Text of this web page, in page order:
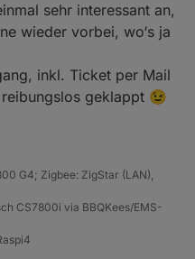
wir aus diesem Anlass ein
Gläsernen Werkstatt in
sucht.
alle Vortragenden!
mit Euch und unserem
unserem Partner solingen-
spannenden Vorträgen und
Auch für das leibliche
läuft Seite heute
Themenüberblick zu den
sehr interessant an,
wieder vorbei, wo‘s ja
inkl. Ticket per Mail
geklappt 😉
G4; Zigbee: ZigStar (LAN),
CS7800i via BBQKees/EMS-